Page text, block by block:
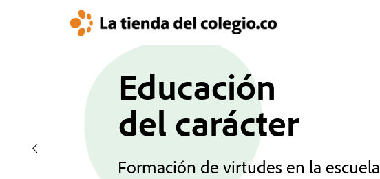
Educación
del carácter
Formación de virtudes en la escuela